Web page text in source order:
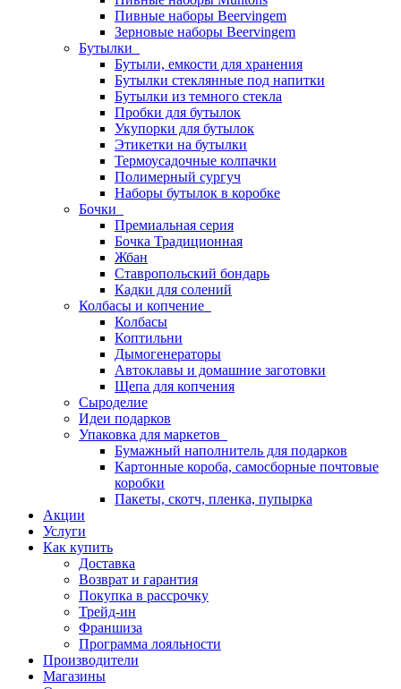
Пивные наборы Beervingem
Зерновые наборы Beervingem
Бутылки
Бутыли, емкости для хранения
Бутылки стеклянные под напитки
Бутылки из темного стекла
Пробки для бутылок
Укупорки для бутылок
Этикетки на бутылки
Термоусадочные колпачки
Полимерный сургуч
Наборы бутылок в коробке
Бочки
Премиальная серия
Бочка Традиционная
Жбан
Ставропольский бондарь
Кадки для солений
Колбасы и копчение
Колбасы
Коптильни
Дымогенераторы
Автоклавы и домашние заготовки
Щепа для копчения
Сыроделие
Идеи подарков
Упаковка для маркетов
Бумажный наполнитель для подарков
Картонные короба, самосборные почтовые
коробки
Пакеты, скотч, пленка, пупырка
Акции
Услуги
Как купить
Доставка
Возврат и гарантия
Покупка в рассрочку
Трейд-ин
Франшиза
Программа лояльности
Производители
Магазины